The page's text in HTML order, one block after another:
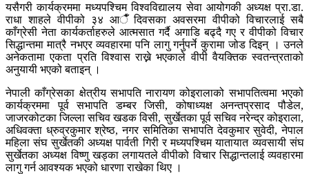
यसैगरी कार्यक्रममा मध्यपश्चिम विश्वविद्यालय सेवा आयोगकी अध्यक्ष प्रा.डा.
राधा शाहले वीपीको ३४ आैँ दिवसका अवसरमा वीपीको विचारलाई सबै
काँग्रेसी नेता कार्यकर्ताहरुले आत्मसात गर्दै अगाडि बढ्दै गए र वीपीको विचार
सिद्धान्तमा मात्रै नभएर व्यवहारमा पनि लागु गर्नुपर्ने कुरामा जोड दिइन् । उनले
अनेकतामा एकता प्रति विश्वास राख्ने भएकाले वीपी वैयक्तिक स्वतन्त्रताको
अनुयायी भएको बताइन् ।
नेपाली काँग्रेसका क्षेत्रीय सभापति नारायण कोइरालाको सभापतित्वमा भएको
कार्यक्रममा पूर्व सभापति डम्बर जिसी, कोषाध्यक्ष अनन्तप्रसाद पौडेल,
जाजरकोटका जिल्ला सचिव खडक विसी, सुर्खेतका पूर्व सचिव नरेन्द्र कोइराला,
अधिवक्ता ध्रुव्रकुमार श्रेष्ठ, नगर समितिका सभापति देवकुमार सुवेदी, नेपाल
महिला संघ सुर्खेतकी अध्यक्ष पार्वती गिरी र मध्यपश्चिम यातायात व्यवसायी संघ
सुर्खेतका अध्यक्ष विष्णु खड्का लगायतले वीपीको विचार सिद्धान्तलाई व्यवहारमा
लागु गर्न आवश्यक भएको धारणा राखेका थिए ।